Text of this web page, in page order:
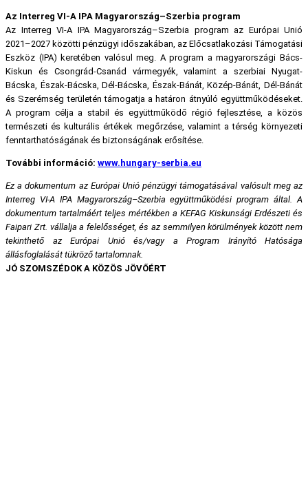
Az Interreg VI-A IPA Magyarország–Szerbia program
Az Interreg VI-A IPA Magyarország–Szerbia program az Európai Unió
2021–2027 közötti pénzügyi időszakában, az Előcsatlakozási Támogatási
Eszköz (IPA) keretében valósul meg. A program a magyarországi Bács-
Kiskun és Csongrád-Csanád vármegyék, valamint a szerbiai Nyugat-
Bácska, Észak-Bácska, Dél-Bácska, Észak-Bánát, Közép-Bánát, Dél-Bánát
és Szerémség területén támogatja a határon átnyúló együttműködéseket.
A program célja a stabil és együttműködő régió fejlesztése, a közös
természeti és kulturális értékek megőrzése, valamint a térség környezeti
fenntarthatóságának és biztonságának erősítése.
További információ: www.hungary-serbia.eu
Ez a dokumentum az Európai Unió pénzügyi támogatásával valósult meg az
Interreg VI-A IPA Magyarország–Szerbia együttműködési program által. A
dokumentum tartalmáért teljes mértékben a KEFAG Kiskunsági Erdészeti és
Faipari Zrt. vállalja a felelősséget, és az semmilyen körülmények között nem
tekinthető az Európai Unió és/vagy a Program Irányító Hatósága
állásfoglalását tükröző tartalomnak.
JÓ SZOMSZÉDOK A KÖZÖS JÖVŐÉRT